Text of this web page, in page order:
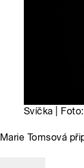
Svíčka |
Marie Tomsová